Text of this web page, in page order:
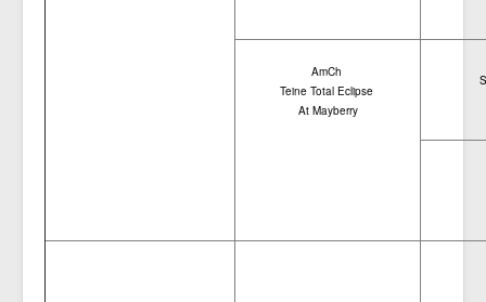
AmCh
Teine Total Eclipse
At Mayberry